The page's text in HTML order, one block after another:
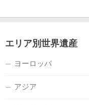
エリア別世界遺産
ヨーロッパ
アジア